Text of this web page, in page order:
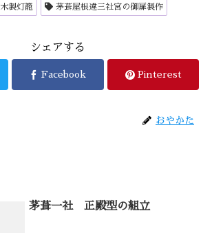
木製灯籠 茅葺屋根違三社宮の御扉製作
シェアする
Facebook Pinterest
おやかた
茅葺一社 正殿型の組立